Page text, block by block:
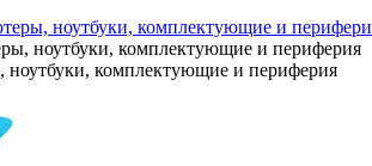
ноутбуки, комплектующие и
ноутбуки, комплектующие и периферия
комплектующие и периферия